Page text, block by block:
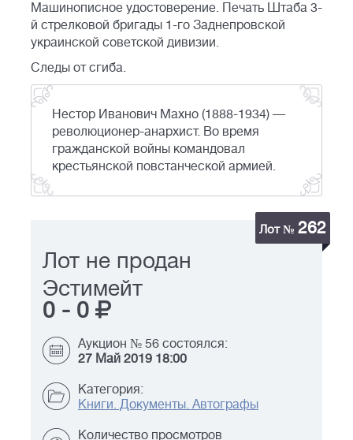
Машинописное удостоверение. Печать Штаба 3-
й стрелковой бригады 1-го Заднепровской
украинской советской дивизии.
Следы от сгиба.
Нестор Иванович Махно (1888-1934) —
революционер-анархист. Во время
гражданской войны командовал
крестьянской повстанческой армией.
Лот № 262
Лот не продан
Эстимейт
0 - 0
Аукцион № 56 состоялся:
27 Май 2019 18:00
Категория:
Книги. Документы. Автографы
Количество просмотров